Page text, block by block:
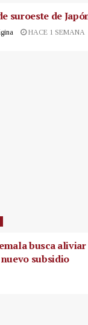
suroeste de
HACE 1 SEMANA
busca
subsidio